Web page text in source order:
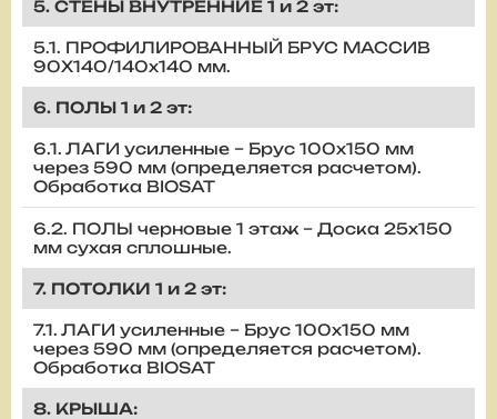
5. СТЕНЫ ВНУТРЕННИЕ 1 и 2 эт:
5.1. ПРОФИЛИРОВАННЫЙ БРУС МАССИВ
90Х140/140х140 мм.
6. ПОЛЫ 1 и 2 эт:
6.1. ЛАГИ усиленные – Брус 100х150 мм
через 590 мм (определяется расчетом).
Обработка BIOSAT
6.2. ПОЛЫ черновые 1 этаж – Доска 25х150
мм сухая сплошные.
7. ПОТОЛКИ 1 и 2 эт:
7.1. ЛАГИ усиленные – Брус 100х150 мм
через 590 мм (определяется расчетом).
Обработка BIOSAT
8. КРЫША: